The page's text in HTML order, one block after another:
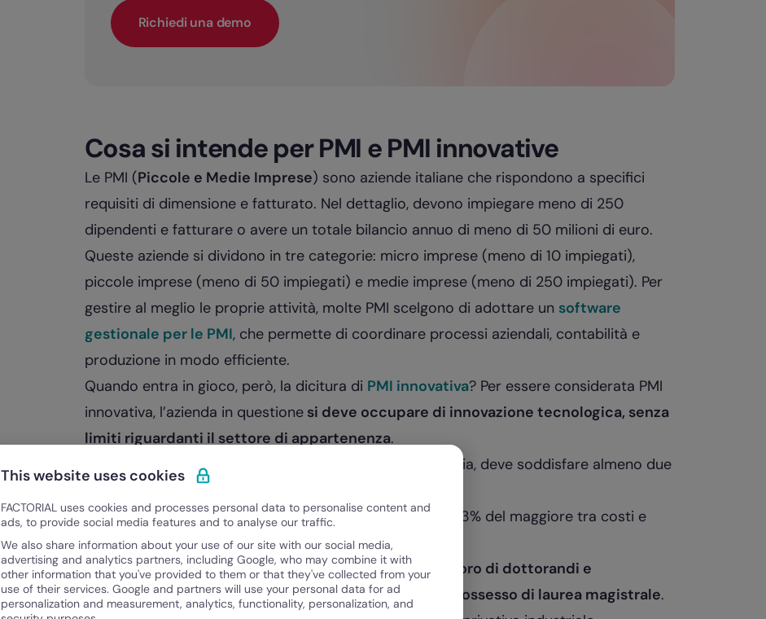
Richiedi una demo
Cosa si intende per PMI e PMI innovative
Le PMI (Piccole e Medie Imprese) sono aziende italiane che rispondono a specifici
requisiti di dimensione e fatturato. Nel dettaglio, devono impiegare meno di 250
dipendenti e fatturare o avere un totale bilancio annuo di meno di 50 milioni di euro.
Queste aziende si dividono in tre categorie: micro imprese (meno di 10 impiegati),
piccole imprese (meno di 50 impiegati) e medie imprese (meno di 250 impiegati). Per
gestire al meglio le proprie attività, molte PMI scelgono di adottare un software
gestionale per le PMI, che permette di coordinare processi aziendali, contabilità e
produzione in modo efficiente.
Quando entra in gioco, però, la dicitura di PMI innovativa? Per essere considerata PMI
innovativa, l’azienda in questionesi deve occupare di innovazione tecnologica, senza
limiti riguardanti il settore di appartenenza.
Per accertare che una PMI appartenga a questa categoria, deve soddisfare almeno due
criteri riguardo l’ambito dell’innovazione:
Spendere in ricerca, sviluppo e innovazionealmeno il 3% del maggiore tra costi e
valore della produzione.
Contare una quota dialmeno un quinto della forza lavoro di dottorandi e
ricercatori, oppure almenoun terzo di dipendenti in possesso di laurea magistrale.
This website uses cookies
FACTORIAL uses cookies and processes personal data to personalise content and
ads, to provide social media features and to analyse our traffic.
We also share information about your use of our site with our social media,
advertising and analytics partners, including Google, who may combine it with
other information that you've provided to them or that they've collected from your
use of their services. Google and partners will use your personal data for ad
personalization and measurement, analytics, functionality, personalization, and